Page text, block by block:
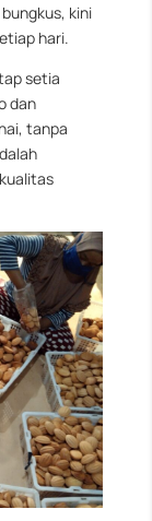
kini
hari.
setia
dan
, tanpa